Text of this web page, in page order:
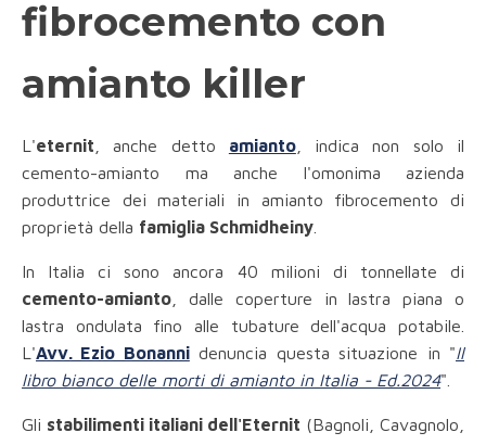
fibrocemento con
amianto killer
L'eternit , anche detto amianto, indica non solo il
cemento-amianto ma anche l'omonima azienda
produttrice dei materiali in amianto fibrocemento di
proprietà della famiglia Schmidheiny
In Italia ci sono ancora 40 milioni di tonnellate di
cemento-amianto , dalle coperture in lastra piana o
lastra ondulata fino alle tubature dell'acqua potabile.
L'Avv. Ezio Bonannidenuncia questa situazione in "Il
libro bianco delle morti di amianto in Italia - Ed.2024".
Gli stabilimenti italiani dell'Eternit (Bagnoli, Cavagnolo,